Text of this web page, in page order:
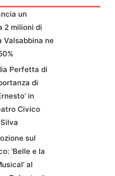
un
2 milioni di
Valsabbina ne
Perfetta di
di
in
Civico
sul
‘Belle e la
al